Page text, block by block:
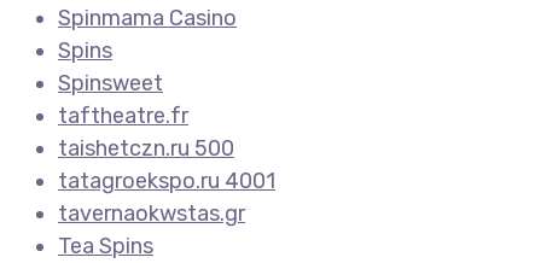
Spinmama Casino
Spins
Spinsweet
taftheatre.fr
taishetczn.ru 500
tatagroekspo.ru 4001
tavernaokwstas.gr
Tea Spins